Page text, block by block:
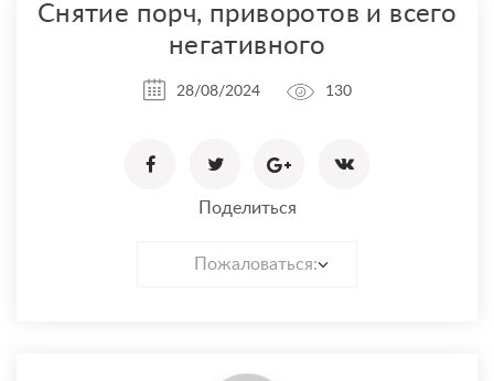
Снятие порч, приворотов и всего
негативного
28/08/2024 130
Поделиться
Пожаловаться: